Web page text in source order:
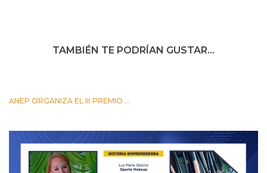
TAMBIÉN TE PODRÍAN GUSTAR...
ANEP ORGANIZA EL III PREMIO ...